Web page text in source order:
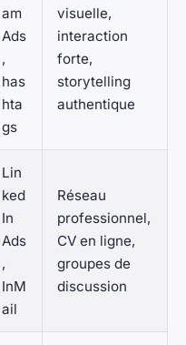
am
Ads
,
has
hta
gs
visuelle,
interaction
forte,
storytelling
authentique
Lin
ked
In
Ads
,
InM
ail
Réseau
professionnel,
CV en ligne,
groupes de
discussion